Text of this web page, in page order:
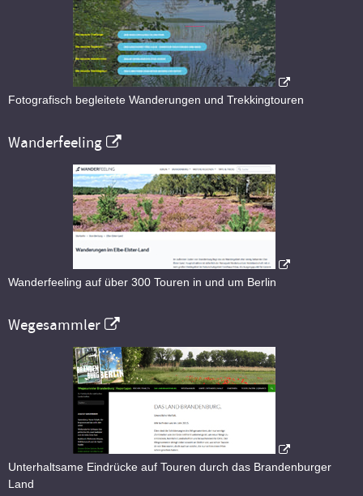
Fotografisch begleitete Wanderungen und Trekkingtouren
Wanderfeeling
Wanderfeeling auf über 300 Touren in und um Berlin
Wegesammler
Unterhaltsame Eindrücke auf Touren durch das Brandenburger
Land